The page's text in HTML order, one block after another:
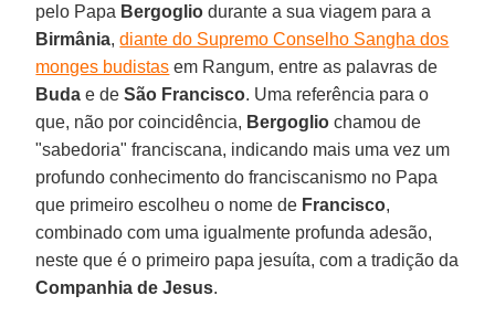
pelo Papa Bergoglio durante a sua viagem para a
Birmânia,diante do Supremo Conselho Sangha dos
monges budistas em Rangum, entre as palavras de
Buda e de São Francisco. Uma referência para o
que, não por coincidência, Bergoglio chamou de
"sabedoria" franciscana, indicando mais uma vez um
profundo conhecimento do franciscanismo no Papa
que primeiro escolheu o nome de Francisco,
combinado com uma igualmente profunda adesão,
neste que é o primeiro papa jesuíta, com a tradição da
Companhia de Jesus.